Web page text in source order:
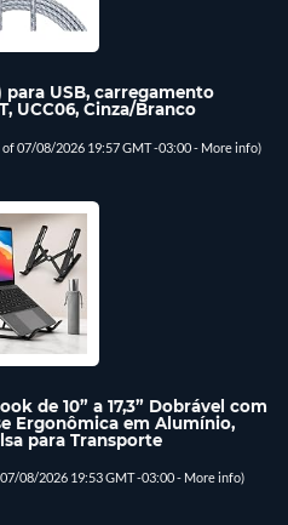
para USB, carregamento
UCC06, Cinza/Branco
of 07/08/2026 19:57 GMT -03:00 - More info)
de 10” a 17,3” Dobrável com
Ergonômica em Alumínio,
para Transporte
08/2026 19:53 GMT -03:00 - More info)